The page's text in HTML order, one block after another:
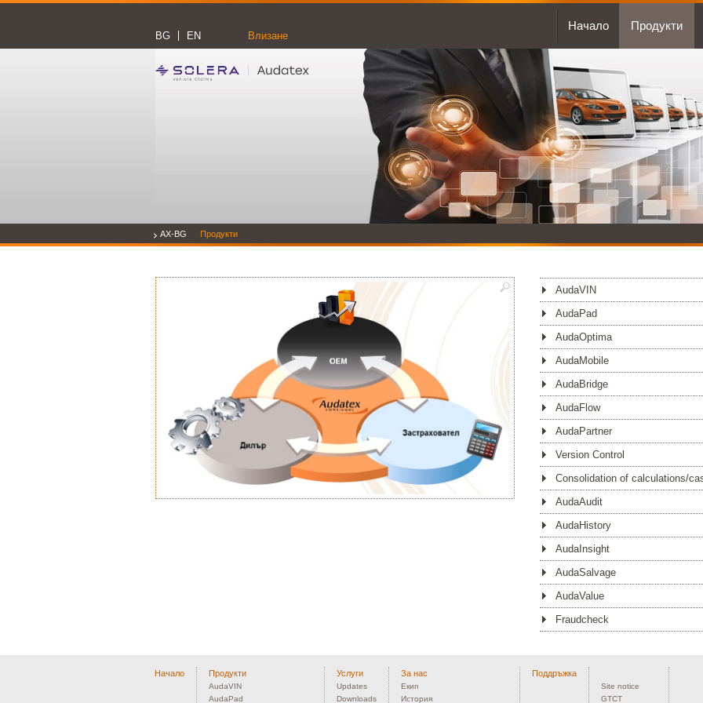
BG EN Влизане
Начало Продукти
AX-BG Продукти
AudaVIN
AudaPad
AudaOptima
AudaMobile
AudaBridge
AudaFlow
AudaPartner
Version Control
Consolidation of calculations/
AudaAudit
AudaHistory
AudaInsight
AudaSalvage
AudaValue
Fraudcheck
Начало Продукти
AudaVIN
AudaPad
Услуги
Updates
Downloads
За нас
Екип
История
Поддръжка
Site notice
GTCT